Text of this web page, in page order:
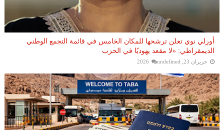
أورلي نوي تعلن ترشحها للمكان الخامس في قائمة التجمع الوطني
الديمقراطي: «لا مقعد يهوديًا في الحزب
حزيران 23, 2026 undefined